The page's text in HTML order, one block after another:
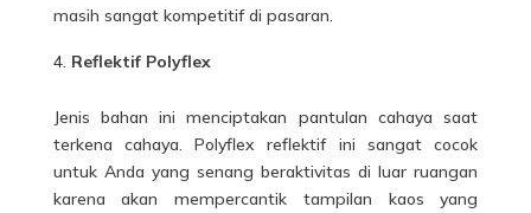
masih sangat kompetitif di pasaran.
Reflektif Polyflex
Jenis bahan ini menciptakan pantulan cahaya saat
terkena cahaya. Polyflex reflektif ini sangat cocok
untuk Anda yang senang beraktivitas di luar ruangan
karena akan mempercantik tampilan kaos yang